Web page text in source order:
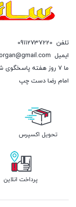
تلفن 09112737220
ایمیل
ما 7 روز هفته
امام رضا دست چپ
تحویل اکسپرس
پرداخت انلاین